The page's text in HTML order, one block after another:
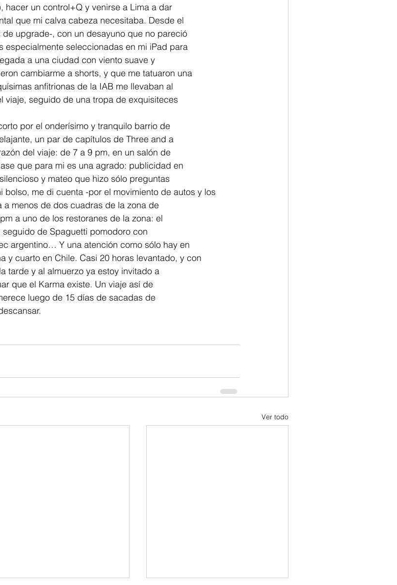
un control+Q y venirse a Lima a dar
que mi calva cabeza necesitaba. Desde el
upgrade-, con un desayuno que no pareció
especialmente seleccionadas en mi iPad para
a una ciudad con viento suave y
cambiarme a shorts, y que me tatuaron una
anfitrionas de la IAB me llevaban al
viaje, seguido de una tropa de exquisiteces
por el onderísimo y tranquilo barrio de
un par de capítulos de Three and a
del viaje: de 7 a 9 pm, en un salón de
que para mi es una agrado: publicidad en
y mateo que hizo sólo preguntas
bolso, me di cuenta -por el movimiento de autos y los
menos de dos cuadras de la zona de
a uno de los restoranes de la zona: el
de Spaguetti pomodoro con
argentino… Y una atención como sólo hay en
y cuarto en Chile. Casi 20 horas levantado, y con
tarde y al almuerzo ya estoy invitado a
que el Karma existe. Un viaje así de
luego de 15 días de sacadas de
Ver todo